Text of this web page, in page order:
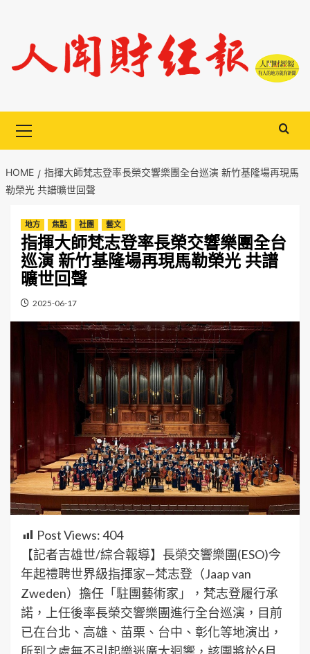
content
Menu
HOME
指揮大師梵志登率長榮交響樂團全台巡演 新竹基隆場再現馬
勒榮光 共譜曠世回聲
地方 焦點 社團 藝文
指揮大師梵志登率長榮交響樂團全台
巡演 新竹基隆場再現馬勒榮光 共譜
曠世回聲
2025-06-17
Post Views:404
【記者吉雄世/綜合報導】長榮交響樂團(ESO)今
年起禮聘世界級指揮家—梵志登（Jaap van
Zweden）擔任「駐團藝術家」，梵志登履行承
諾，上任後率長榮交響樂團進行全台巡演，目前
已在台北、高雄、苗栗、台中、彰化等地演出，